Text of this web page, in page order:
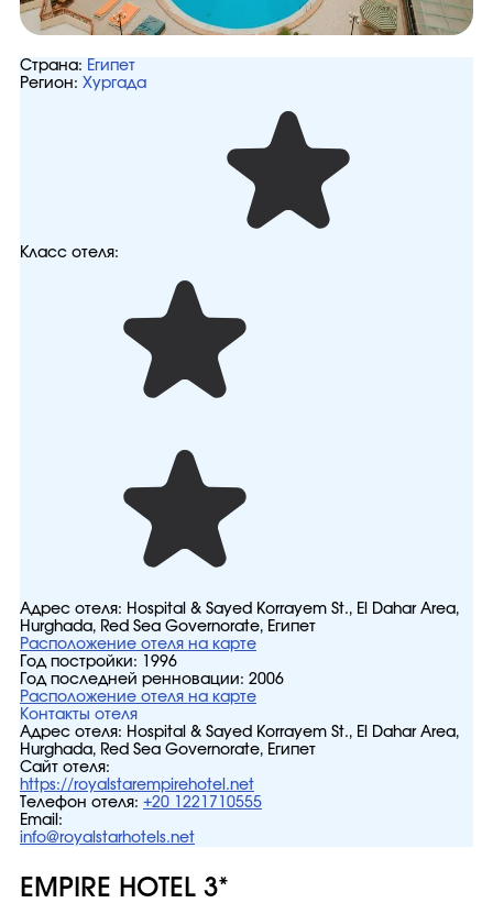
Страна: Египет
Регион: Хургада
Класс отеля:
Адрес отеля: Hospital & Sayed Korrayem St., El Dahar Area,
Hurghada, Red Sea Governorate, Египет
Расположение отеля на карте
Год постройки:
1996
Год последней ренновации: 2006
Расположение отеля на карте
Контакты отеля
Адрес отеля: Hospital & Sayed Korrayem St., El Dahar Area,
Hurghada, Red Sea Governorate, Египет
Сайт отеля:
https://royalstarempirehotel.net
Телефон отеля: +20 1221710555
Email:
info@royalstarhotels.net
EMPIRE HOTEL 3*